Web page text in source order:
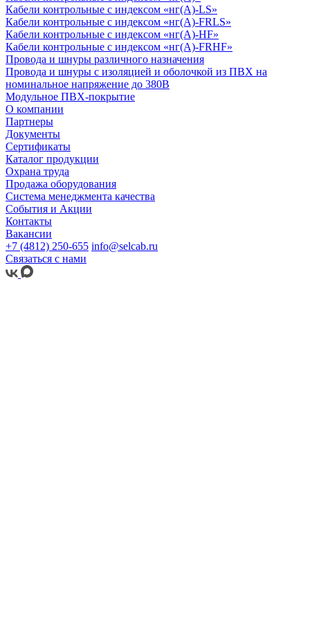
Кабели контрольные с индексом «нг(А)-LS»
Кабели контрольные с индексом «нг(А)-FRLS»
Кабели контрольные с индексом «нг(А)-HF»
Кабели контрольные с индексом «нг(А)-FRHF»
Провода и шнуры различного назначения
Провода и шнуры с изоляцией и оболочкой из ПВХ на
номинальное напряжение до 380В
Модульное ПВХ-покрытие
О компании
Партнеры
Документы
Сертификаты
Каталог продукции
Охрана труда
Продажа оборудования
Система менеджмента качества
События и Акции
Контакты
Вакансии
+7 (4812) 250-655 info@selcab.ru
Связаться с нами